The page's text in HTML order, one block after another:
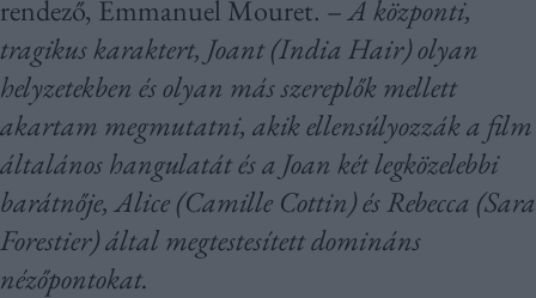
rendező, Emmanuel Mouret. –A központi,
tragikus karaktert, Joant (India Hair) olyan
helyzetekben és olyan más szereplők mellett
akartam megmutatni, akik ellensúlyozzák a film
általános hangulatát és a Joan két legközelebbi
barátnője, Alice (Camille Cottin) és Rebecca (Sara
Forestier) által megtestesített domináns
nézőpontokat.